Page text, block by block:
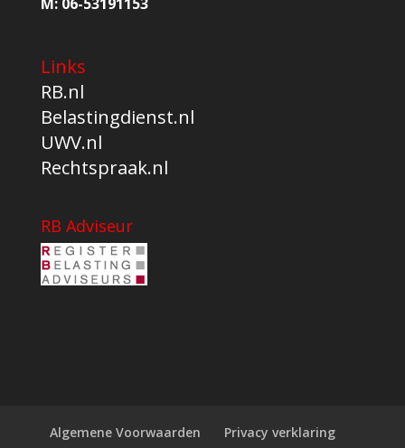
Links
RB.nl
Belastingdienst.nl
UWV.nl
Rechtspraak.nl
RB Adviseur
Algemene Voorwaarden Privacy verklaring